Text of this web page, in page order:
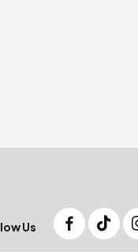
Us